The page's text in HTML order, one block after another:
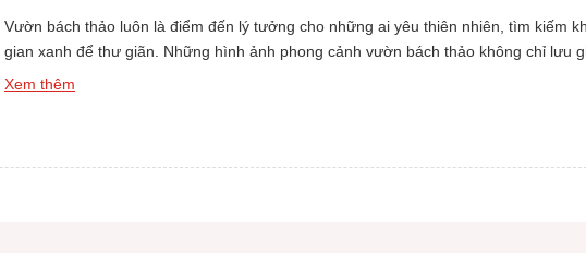
Vườn bách thảo luôn là điểm đến lý tưởng cho những ai yêu thiên nhiên, tìm kiếm
gian xanh để thư giãn. Những hình ảnh phong cảnh vườn bách thảo không chỉ lưu
đẹp thuần khiết của cây cỏ mà còn truyền cảm hứng cho lối sống xanh và hòa hợp
Xem thêm